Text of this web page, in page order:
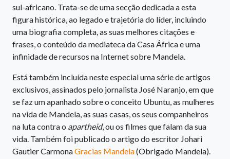
sul-africano. Trata-se de uma secção dedicada a esta
figura histórica, ao legado e trajetória do líder, incluindo
uma biografia completa, as suas melhores citações e
frases, o conteúdo da mediateca da Casa África e uma
infinidade de recursos na Internet sobre Mandela.
Está também incluída neste especial uma série de artigos
exclusivos, assinados pelo jornalista José Naranjo, em que
se faz um apanhado sobre o conceito Ubuntu, as mulheres
na vida de Mandela, as suas casas, os seus companheiros
na luta contra o apartheid, ou os filmes que falam da sua
vida. Também foi publicado o artigo do escritor Johari
Gautier CarmonaGracias Mandela(Obrigado Mandela).